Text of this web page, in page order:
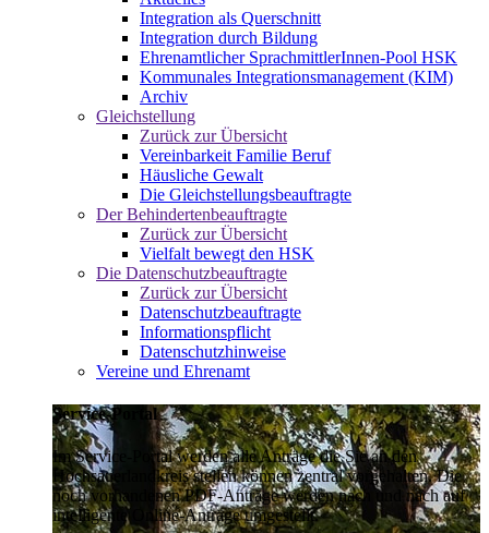
Integration als Querschnitt
Integration durch Bildung
Ehrenamtlicher SprachmittlerInnen-Pool HSK
Kommunales Integrationsmanagement (KIM)
Archiv
Gleichstellung
Zurück zur Übersicht
Vereinbarkeit Familie Beruf
Häusliche Gewalt
Die Gleichstellungsbeauftragte
Der Behindertenbeauftragte
Zurück zur Übersicht
Vielfalt bewegt den HSK
Die Datenschutzbeauftragte
Zurück zur Übersicht
Datenschutzbeauftragte
Informationspflicht
Datenschutzhinweise
Vereine und Ehrenamt
Service-Portal
Im Service-Portal werden alle Anträge die Sie an den
Hochsauerlandkreis stellen können zentral vorgehalten. Die
noch vorhandenen PDF-Anträge werden nach und nach auf
intelligente Online-Anträge umgestellt.